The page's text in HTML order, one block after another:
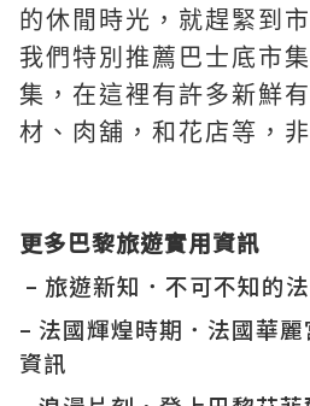
的休閒時光，就趕緊到
我們特別推薦巴士底市
集，在這裡有許多新鮮
材、肉舖，和花店等，
更多巴黎旅遊實用資訊
– 旅遊新知．不可不知的
– 法國輝煌時期．法國華
資訊